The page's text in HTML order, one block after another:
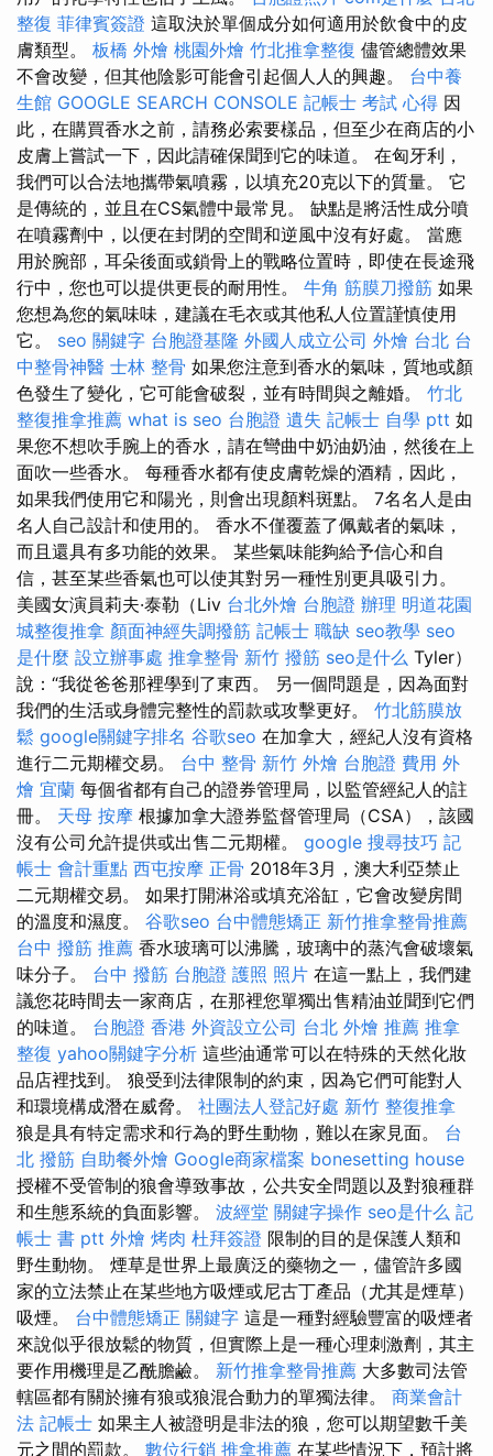
整復 菲律賓簽證 這取決於單個成分如何適用於飲食中的皮
膚類型。 板橋 外燴 桃園外燴 竹北推拿整復 儘管總體效果
不會改變，但其他陰影可能會引起個人人的興趣。 台中養
生館 GOOGLE SEARCH CONSOLE 記帳士 考試 心得 因
此，在購買香水之前，請務必索要樣品，但至少在商店的小
皮膚上嘗試一下，因此請確保聞到它的味道。 在匈牙利，
我們可以合法地攜帶氣噴霧，以填充20克以下的質量。 它
是傳統的，並且在CS氣體中最常見。 缺點是將活性成分噴
在噴霧劑中，以便在封閉的空間和逆風中沒有好處。 當應
用於腕部，耳朵後面或鎖骨上的戰略位置時，即使在長途飛
行中，您也可以提供更長的耐用性。 牛角 筋膜刀撥筋 如果
您想為您的氣味味，建議在毛衣或其他私人位置謹慎使用
它。 seo 關鍵字 台胞證基隆 外國人成立公司 外燴 台北 台
中整骨神醫 士林 整骨 如果您注意到香水的氣味，質地或顏
色發生了變化，它可能會破裂，並有時間與之離婚。 竹北
整復推拿推薦 what is seo 台胞證 遺失 記帳士 自學 ptt 如
果您不想吹手腕上的香水，請在彎曲中奶油奶油，然後在上
面吹一些香水。 每種香水都有使皮膚乾燥的酒精，因此，
如果我們使用它和陽光，則會出現顏料斑點。 7名名人是由
名人自己設計和使用的。 香水不僅覆蓋了佩戴者的氣味，
而且還具有多功能的效果。 某些氣味能夠給予信心和自
信，甚至某些香氣也可以使其對另一種性別更具吸引力。
美國女演員莉夫·泰勒（Liv 台北外燴 台胞證 辦理 明道花園
城整復推拿 顏面神經失調撥筋 記帳士 職缺 seo教學 seo
是什麼 設立辦事處 推拿整骨 新竹 撥筋 seo是什么 Tyler）
說：“我從爸爸那裡學到了東西。 另一個問題是，因為面對
我們的生活或身體完整性的罰款或攻擊更好。 竹北筋膜放
鬆 google關鍵字排名 谷歌seo 在加拿大，經紀人沒有資格
進行二元期權交易。 台中 整骨 新竹 外燴 台胞證 費用 外
燴 宜蘭 每個省都有自己的證券管理局，以監管經紀人的註
冊。 天母 按摩 根據加拿大證券監督管理局（CSA），該國
沒有公司允許提供或出售二元期權。 google 搜尋技巧 記
帳士 會計重點 西屯按摩 正骨 2018年3月，澳大利亞禁止
二元期權交易。 如果打開淋浴或填充浴缸，它會改變房間
的溫度和濕度。 谷歌seo 台中體態矯正 新竹推拿整骨推薦
台中 撥筋 推薦 香水玻璃可以沸騰，玻璃中的蒸汽會破壞氣
味分子。 台中 撥筋 台胞證 護照 照片 在這一點上，我們建
議您花時間去一家商店，在那裡您單獨出售精油並聞到它們
的味道。 台胞證 香港 外資設立公司 台北 外燴 推薦 推拿
整復 yahoo關鍵字分析 這些油通常可以在特殊的天然化妝
品店裡找到。 狼受到法律限制的約束，因為它們可能對人
和環境構成潛在威脅。 社團法人登記好處 新竹 整復推拿
狼是具有特定需求和行為的野生動物，難以在家見面。 台
北 撥筋 自助餐外燴 Google商家檔案 bonesetting house
授權不受管制的狼會導致事故，公共安全問題以及對狼種群
和生態系統的負面影響。 波經堂 關鍵字操作 seo是什么 記
帳士 書 ptt 外燴 烤肉 杜拜簽證 限制的目的是保護人類和
野生動物。 煙草是世界上最廣泛的藥物之一，儘管許多國
家的立法禁止在某些地方吸煙或尼古丁產品（尤其是煙草）
吸煙。 台中體態矯正 關鍵字 這是一種對經驗豐富的吸煙者
來說似乎很放鬆的物質，但實際上是一種心理刺激劑，其主
要作用機理是乙酰膽鹼。 新竹推拿整骨推薦 大多數司法管
轄區都有關於擁有狼或狼混合動力的單獨法律。 商業會計
法 記帳士 如果主人被證明是非法的狼，您可以期望數千美
元之間的罰款。 數位行銷 推拿推薦 在某些情況下，預計將